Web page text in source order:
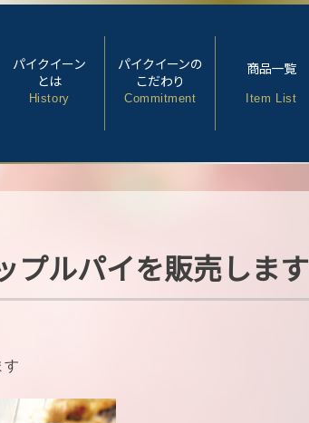
パイクイーン
とは
History
パイクイーンの
こだわり
Commitment
商品一覧
Item List
プルパイを販売します
す